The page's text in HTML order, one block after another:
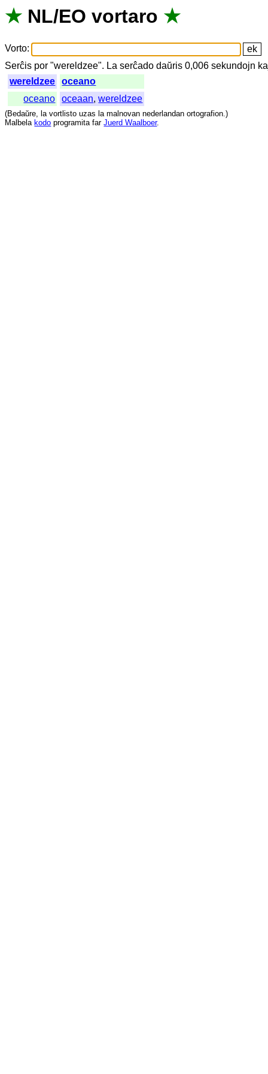
★ NL/EO vortaro ★
Vorto:
Serĉis por "wereldzee". La serĉado daŭris 0,006sekundojn
wereldzee
oceano
oceano
oceaan,wereldzee
(Bedaŭre, la vortlisto uzas la malnovan nederlandan ortografion.)
Malbela kodo programita far Juerd Waalboer.